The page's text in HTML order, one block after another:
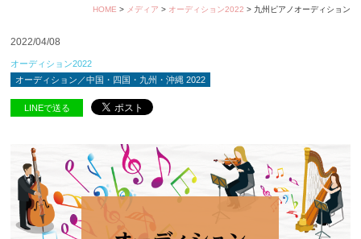
HOME > メディア > オーディション2022 > 九州ピアノオーディション
2022/04/08
オーディション2022
オーディション／中国・四国・九州・沖縄 2022
LINEで送る